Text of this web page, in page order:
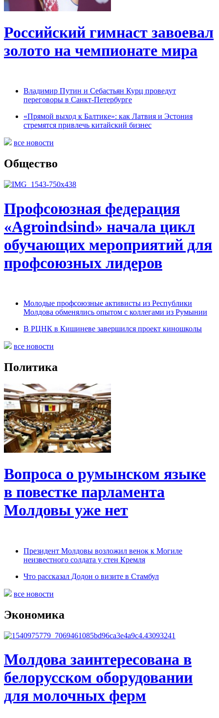
Российский гимнаст завоевал
золото на чемпионате мира
Владимир Путин и Себастьян Курц проведут
переговоры в Санкт-Петербурге
«Прямой выход к Балтике»: как Латвия и Эстония
стремятся привлечь китайский бизнес
все новости
Общество
Профсоюзная федерация
«Agroindsind» начала цикл
обучающих мероприятий для
профсоюзных лидеров
Молодые профсоюзные активисты из Республики
Молдова обменялись опытом с коллегами из Румынии
В РЦНК в Кишиневе завершился проект киношколы
все новости
Политика
Вопроса о румынском языке
в повестке парламента
Молдовы уже нет
Президент Молдовы возложил венок к Могиле
неизвестного солдата у стен Кремля
Что рассказал Додон о визите в Стамбул
все новости
Экономика
Молдова заинтересована в
белорусском оборудовании
для молочных ферм